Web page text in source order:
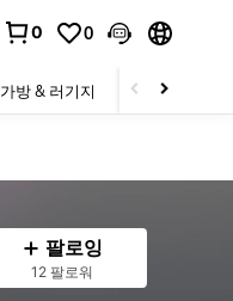
0 0
가방 & 러기지 스포츠 & 아웃
팔로잉
12 팔로워